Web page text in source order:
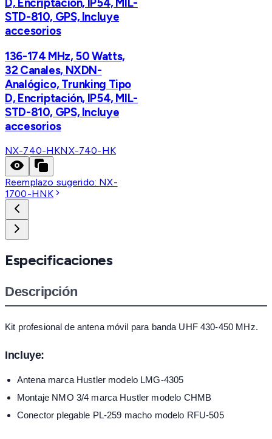
D, Encriptación, IP54, MIL-
STD-810, GPS, Incluye
accesorios
136-174 MHz, 50 Watts,
32 Canales, NXDN-
Analógico, Trunking Tipo
D, Encriptación, IP54, MIL-
STD-810, GPS, Incluye
accesorios
NX-740-HKNX-740-HK
Reemplazo sugerido: NX-
1700-HNK
Especificaciones
Descripción
Kit profesional de antena móvil para banda UHF 430-450 MHz.
Incluye:
Antena marca Hustler modelo LMG-4305
Montaje NMO 3/4 marca Hustler modelo CHMB
Conector plegable PL-259 macho modelo RFU-505